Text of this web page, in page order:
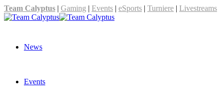
Team Calyptus | Gaming | Events | eSports | Turniere | Livestreams
News
Events